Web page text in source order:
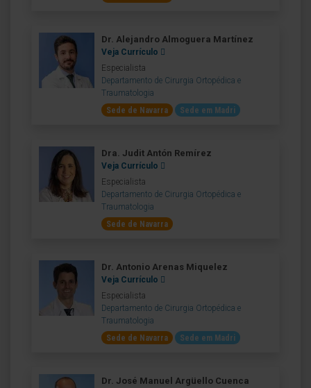
Dr. Alejandro Almoguera Martínez
Veja Currículo
Especialista
Departamento de Cirurgia Ortopédica e
Traumatologia
Sede de Navarra
Sede em Madri
Dra. Judit Antón Remírez
Veja Currículo
Especialista
Departamento de Cirurgia Ortopédica e
Traumatologia
Sede de Navarra
Dr. Antonio Arenas Miquelez
Veja Currículo
Especialista
Departamento de Cirurgia Ortopédica e
Traumatologia
Sede de Navarra
Sede em Madri
Dr. José Manuel Argüello Cuenca